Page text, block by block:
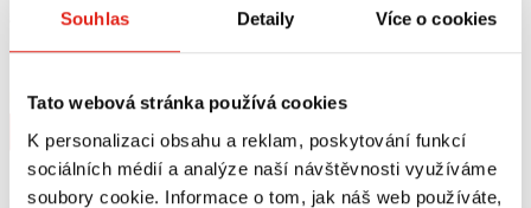
Souhlas Detaily Více o cookies
Tato webová stránka používá cookies
K personalizaci obsahu a reklam, poskytování funkcí
sociálních médií a analýze naší návštěvnosti využíváme
soubory cookie. Informace o tom, jak náš web používáte,
s DPH
Na objednávku
1 809 Kč
s DPH
TL1161KIT
Na objednávku
Koupit